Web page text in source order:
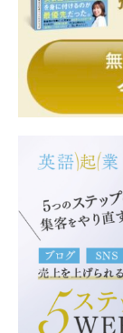
英語力を上げ
英語のスキル